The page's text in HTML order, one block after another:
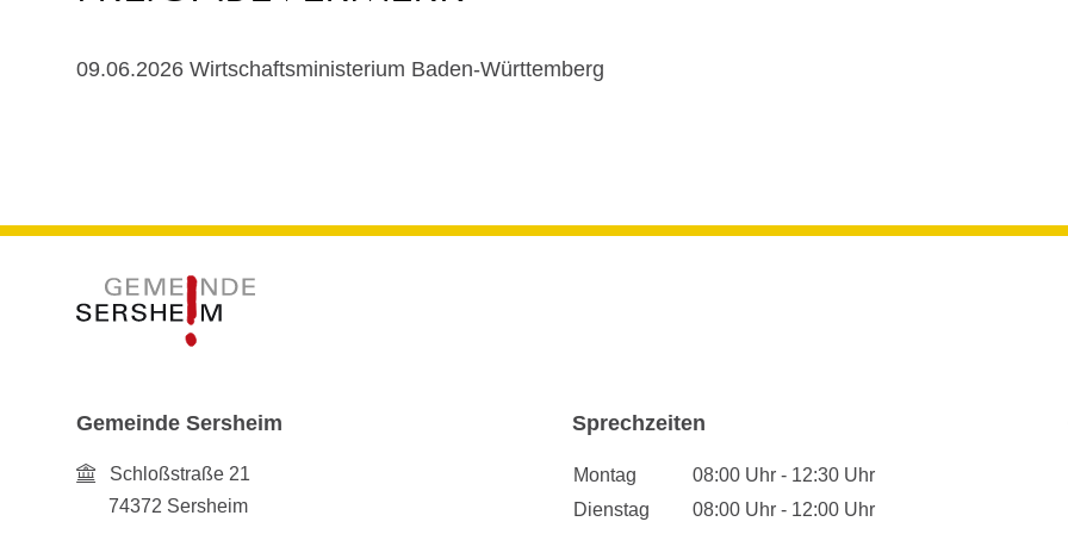
09.06.2026 Wirtschaftsministerium Baden-Württemberg
Gemeinde Sersheim
Schloßstraße 21
74372 Sersheim
Sprechzeiten
Montag
08:00 Uhr - 12:30 Uhr
Dienstag
08:00 Uhr - 12:00 Uhr